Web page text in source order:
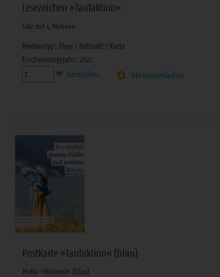
Lesezeichen »Taufaktion«
Satz mit 4 Motiven
Medientyp: Flyer / Faltblatt / Karte
Erscheinungsjahr: 2022
Herunterladen
Postkarte »Taufaktion« (blau)
Motiv »Himmel« (blau)